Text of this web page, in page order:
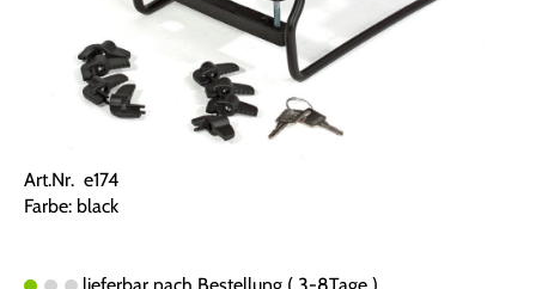
Art.Nr. e174
Farbe: black
lieferbar nach Bestellung ( 3-8Tage )